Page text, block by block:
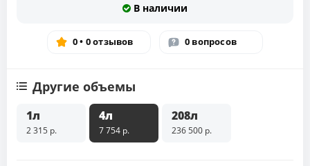
В наличии
0 • 0 отзывов 0 вопросов
Другие объемы
1л
2 315 р.
4л
7 754 р.
208л
236 500 р.